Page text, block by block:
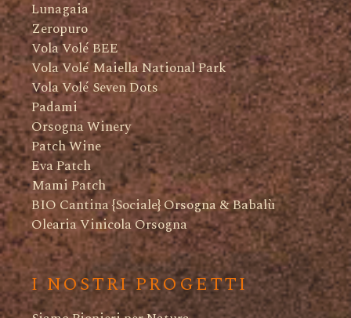
Lunagaia
Zeropuro
Vola Volé BEE
Vola Volé Maiella National Park
Vola Volé Seven Dots
Padami
Orsogna Winery
Patch Wine
Eva Patch
Mami Patch
BIO Cantina {Sociale} Orsogna & Babalù
Olearia Vinicola Orsogna
I NOSTRI PROGETTI